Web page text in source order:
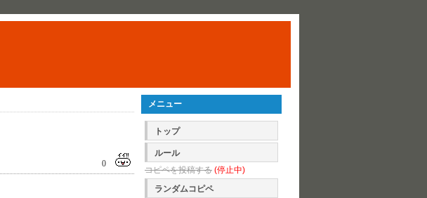
0
メニュー
トップ
ルール
コピペを投稿する (停止中)
ランダムコピペ